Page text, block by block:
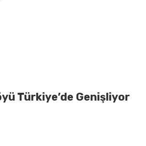
Türkiye’de Genişliyor